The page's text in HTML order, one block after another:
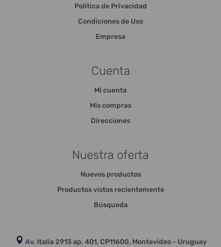
Política de Privacidad
Condiciones de Uso
Empresa
Cuenta
Mi cuenta
Mis compras
Direcciones
Nuestra oferta
Nuevos productos
Productos vistos recientemente
Búsqueda
Av. Italia 2913 ap. 401, CP11600, Montevideo - Uruguay